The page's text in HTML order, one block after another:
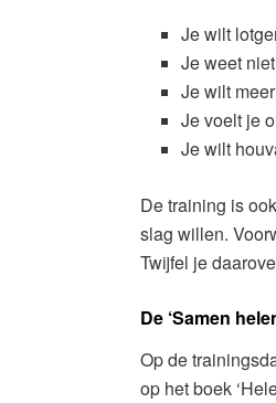
Je wilt
Je weet
Je wilt
Je voelt je
Je wilt
De training is
slag willen.
Twijfel je
De ‘Samen
Op de
op het boek